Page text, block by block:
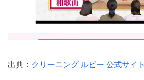
出典： クリーニング ルビー 公式サイト